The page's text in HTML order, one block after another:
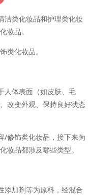
类化妆品和护理类化妆
妆品。
类化妆品。
人体表面（如皮肤、毛
改变外观、保持良好状态
/修饰类化妆品，接下来为
妆品都涉及哪些类型。
添加剂等为原料，经混合